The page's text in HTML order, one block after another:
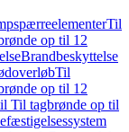
Til
op til 12
Brandbeskyttelse
Til
op til 12
Til tagbrønde op til